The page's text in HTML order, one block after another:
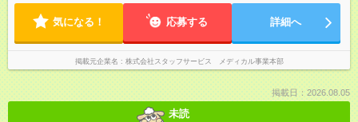
気になる！ 応募する 詳細へ
掲載元企業名 株式会社スタッフサービス メディカル事業本部
掲載日：2026.08.05
未読